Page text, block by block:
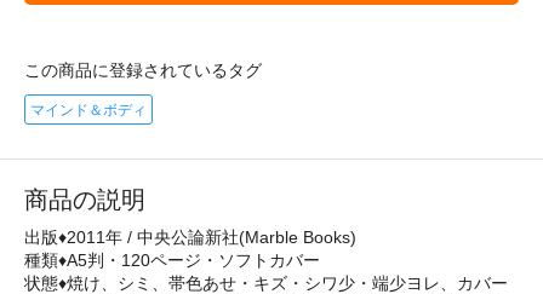
この商品に登録されているタグ
マインド＆ボディ
商品の説明
出版♦2011年 / 中央公論新社(Marble Books)
種類♦A5判・120ページ・ソフトカバー
状態♦焼け、シミ、帯色あせ・キズ・シワ少・端少ヨレ、カバー